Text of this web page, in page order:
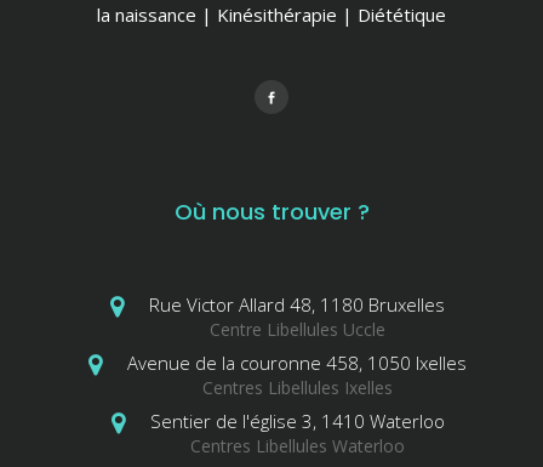
la naissance | Kinésithérapie | Diététique
Où nous trouver ?
Rue Victor Allard 48, 1180 Bruxelles
Centre Libellules Uccle
Avenue de la couronne 458, 1050 Ixelles
Centres Libellules Ixelles
Sentier de l'église 3, 1410 Waterloo
Centres Libellules Waterloo